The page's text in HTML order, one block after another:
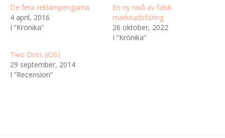
De feta reklampengarna
4 april, 2016
I ”Krönika”
En ny nivå av falsk
marknadsföring
26 oktober, 2022
I ”Krönika”
Two Dots (iOS)
29 september, 2014
I ”Recension”